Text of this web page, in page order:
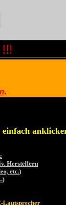
.
Herstellern
etc.)
Lautsprecher